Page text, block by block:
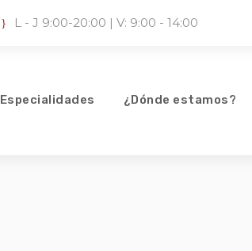
L - J 9:00-20:00 | V: 9:00 - 14:00
Especialidades ¿Dónde estamos?